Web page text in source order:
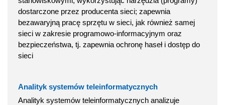
dostarczone przez producenta sieci; zapewnia
bezawaryjną pracę sprzętu w sieci, jak również samej
sieci w zakresie programowo-informacyjnym oraz
bezpieczeństwa, tj. zapewnia ochronę haseł i dostęp do
sieci
Analityk systemów teleinformatycznych
Analityk systemów teleinformatycznych analizuje